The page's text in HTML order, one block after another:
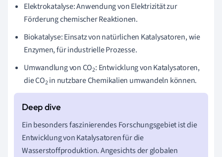
Elektrokatalyse: Anwendung von Elektrizität zur
Förderung chemischer Reaktionen.
Biokatalyse: Einsatz von natürlichen Katalysatoren, wie
Enzymen, für industrielle Prozesse.
Umwandlung von CO2: Entwicklung von Katalysatoren,
die CO2 in nutzbare Chemikalien umwandeln können.
Ein besonders faszinierendes Forschungsgebiet ist die
Entwicklung von Katalysatoren für die
Wasserstoffproduktion. Angesichts der globalen